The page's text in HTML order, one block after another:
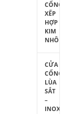
CỔNG
XẾP
HỢP
KIM
NHÔM
CỬA
CỔNG
LÙA
SẮT
–
INOX